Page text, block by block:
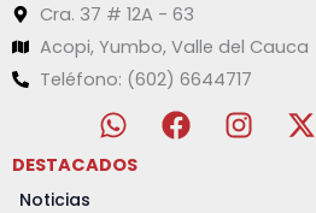
Cra. 37 # 12A - 63
Acopi, Yumbo, Valle del Cauca
Teléfono: (602) 6644717
W
h
a
F
a
I
n
X
-
DESTACADOS
Noticias